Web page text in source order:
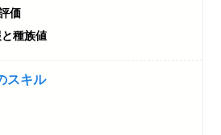
価
種族値
スキル